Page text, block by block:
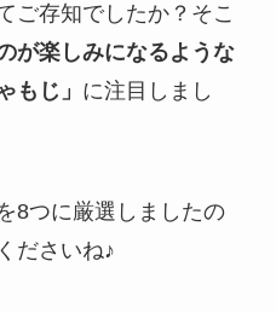
ご存知でしたか？そこ
が楽しみになるような
もじ」 に注目しまし
8つに厳選しましたの
ださいね♪